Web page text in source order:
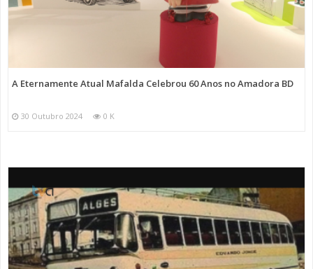
A Eternamente Atual Mafalda Celebrou 60 Anos no Amadora BD
30 Outubro 2024 0 K